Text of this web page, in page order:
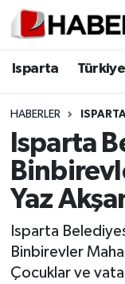
Isparta Türkiye
HABERLER
Isparta
Yaz
Isparta
Binbirevler
Çocuklar ve
Isparta
Esnaf Diyor
ASAYİŞ
BİLİM VE
EĞİTİM
Isparta
Isparta
Süper Lig
Tüm
Son Dakika